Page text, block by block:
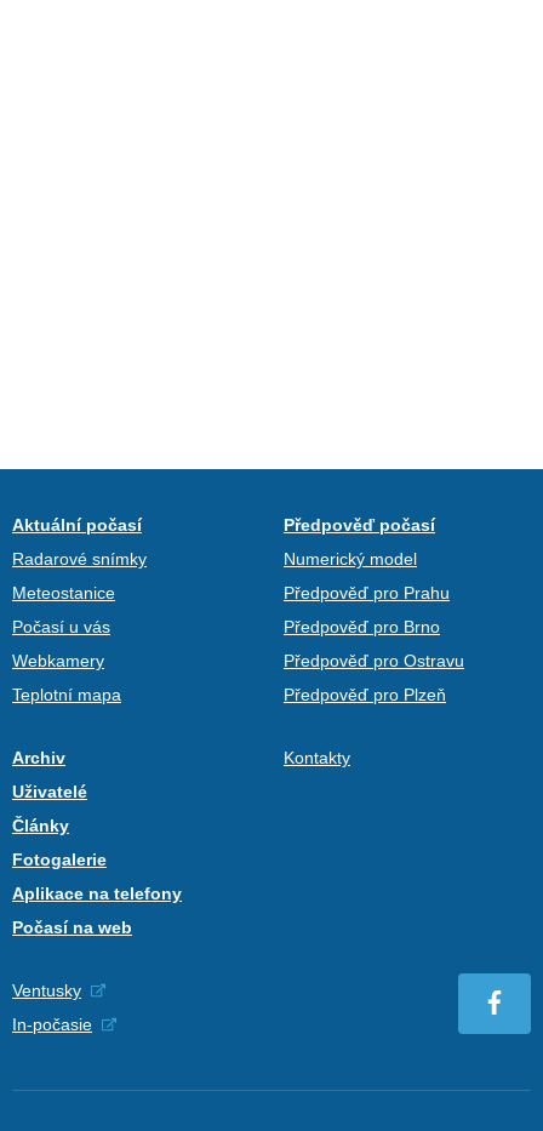
Aktuální počasí
Radarové snímky
Meteostanice
Počasí u vás
Webkamery
Teplotní mapa
Předpověď počasí
Numerický model
Předpověď pro Prahu
Předpověď pro Brno
Předpověď pro Ostravu
Předpověď pro Plzeň
Archiv
Uživatelé
Články
Fotogalerie
Aplikace na telefony
Počasí na web
Kontakty
Ventusky
In-počasie